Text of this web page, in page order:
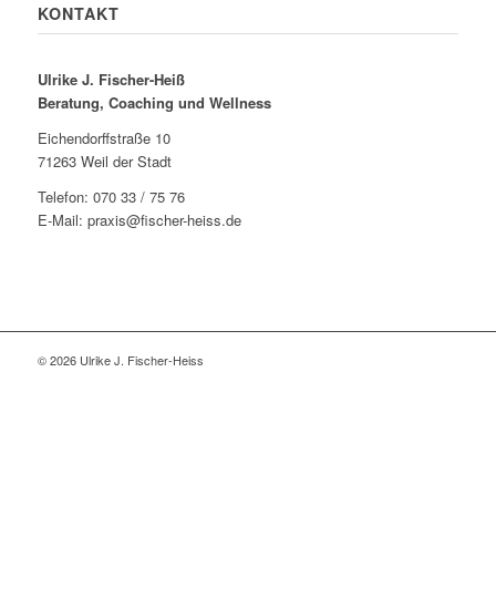
KONTAKT
Ulrike J. Fischer-Heiß
Beratung, Coaching und Wellness
Eichendorffstraße 10
71263 Weil der Stadt
Telefon: 070 33 / 75 76
E-Mail: praxis@fischer-heiss.de
© 2026 Ulrike J. Fischer-Heiss